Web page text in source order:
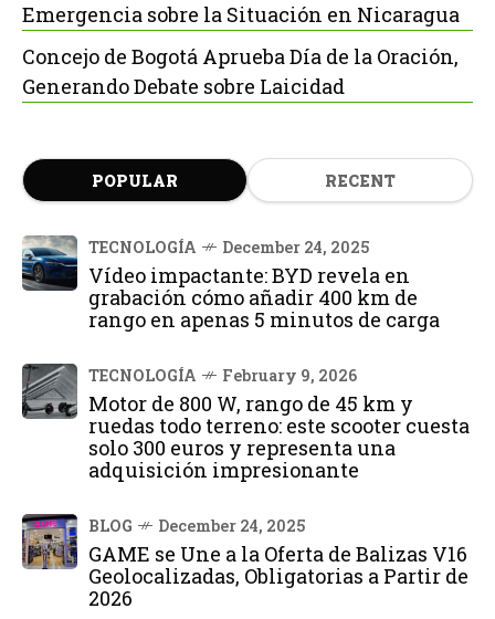
Emergencia sobre la Situación en Nicaragua
Concejo de Bogotá Aprueba Día de la Oración,
Generando Debate sobre Laicidad
POPULAR RECENT
TECNOLOGÍA December 24, 2025
Vídeo impactante: BYD revela en
grabación cómo añadir 400 km de
rango en apenas 5 minutos de carga
TECNOLOGÍA February 9, 2026
Motor de 800 W, rango de 45 km y
ruedas todo terreno: este scooter cuesta
solo 300 euros y representa una
adquisición impresionante
BLOG December 24, 2025
GAME se Une a la Oferta de Balizas V16
Geolocalizadas, Obligatorias a Partir de
2026